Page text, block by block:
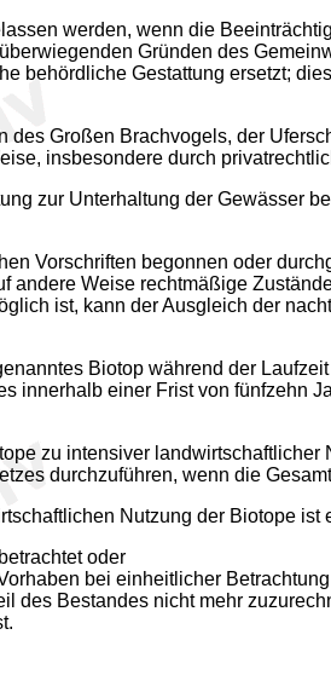
werden, wenn die
Gründen des
behördliche Gestattung ersetzt;
Großen Brachvogels, der
insbesondere durch
zur Unterhaltung der Gewässer
Vorschriften begonnen oder
andere Weise rechtmäßige
ist, kann der Ausgleich der
Biotop während der
innerhalb einer Frist von fünfzehn
zu intensiver
durchzuführen, wenn die
Nutzung der Biotope
oder
bei einheitlicher
des Bestandes nicht mehr